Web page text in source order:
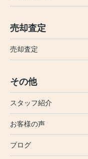
売却査定
売却査定
その他
スタッフ紹介
お客様の声
ブログ